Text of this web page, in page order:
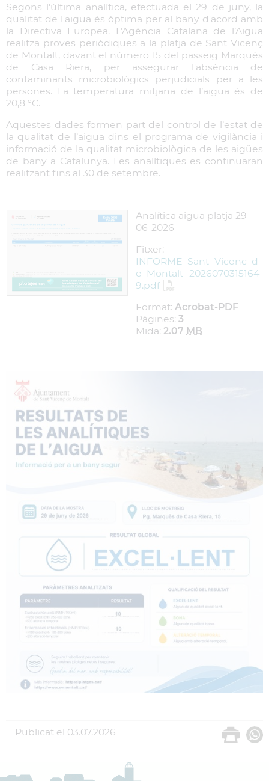
Segons l'última analítica, efectuada el 29 de juny, la
qualitat de l'aigua és òptima per al bany d'acord amb
la Directiva Europea. L’Agència Catalana de l’Aigua
realitza proves periòdiques a la platja de Sant Vicenç
de Montalt, davant el número 15 del passeig Marquès
de Casa Riera, per assegurar l'absència de
contaminants microbiològics perjudicials per a les
persones. La temperatura mitjana de l’aigua és de
20,8 ºC.
Aquestes dades formen part del control de l’estat de
la qualitat de l’aigua dins el programa de vigilància i
informació de la qualitat microbiològica de les aigües
de bany a Catalunya. Les analítiques es continuaran
realitzant fins al 30 de setembre.
Analítica aigua platja 29-
06-2026
Fitxer:
INFORME_Sant_Vicenc_d
e_Montalt_2026070315164
9.pdf
Format: Acrobat-PDF
Pàgines: 3
Mida: 2.07 MB
Publicat el 03.07.2026